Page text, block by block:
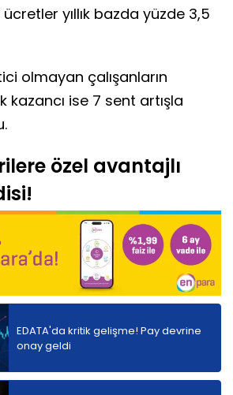
yıllık bazda yüzde 3,5
olmayan çalışanların
ise 7 sent artışla
özel avantajlı
EDATA'da kritik gelişme! Pay devrine
onay geldi